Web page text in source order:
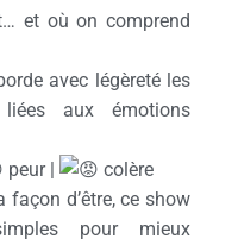
et où on comprend
avec légèreté les
liées aux émotions
peur |
colère
d’être, ce show
pour mieux